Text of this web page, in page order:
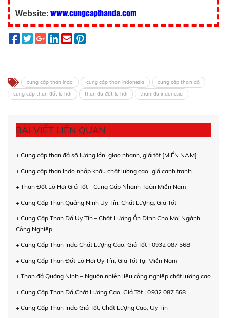
Website: www.cungcapthanda.com
cung cấp than indo cung cấp than indonesia
cung cấp than đá
cung cấp than đốt lò hơi
than đá đốt lò hơi than đá indonesia
BÀI VIẾT LIÊN QUAN
+ Cung cấp than đá số lượng lớn, giao nhanh, giá tốt [MIỀN NAM]
+ Cung cấp than Indo nhập khẩu chất lượng cao, giá cạnh tranh
+ Than Đốt Lò Hơi Giá Tốt - Cung Cấp Nhanh Toàn Miền Nam
+ Cung Cấp Than Quảng Ninh Uy Tín, Chất Lượng, Giá Tốt
+ Cung Cấp Than Đá Uy Tín – Chất Lượng Ổn Định Cho Mọi Ngành
Công Nghiệp
+ Cung Cấp Than Indo Chất Lượng Cao, Giá Tốt | 0932 087 568
+ Cung Cấp Than Đốt Lò Hơi Uy Tín, Giá Tốt Tại Miền Nam
+ Than đá Quảng Ninh – Nguồn nhiên liệu công nghiệp chất lượng cao
+ Cung Cấp Than Đá Chất Lượng Cao, Giá Tốt | 0932 087 568
+ Cung Cấp Than Indo Giá Tốt, Chất Lượng Cao, Uy Tín